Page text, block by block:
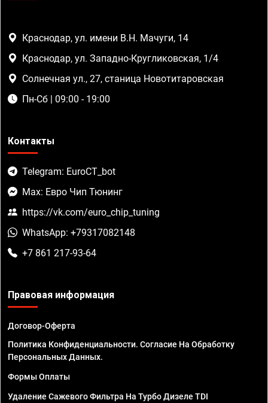
Краснодар, ул. имени В.Н. Мачуги, 14
Краснодар, ул. Западно-Кругликовская, 1/4
Солнечная ул., 27, станица Новотитаровская
Пн-Сб | 09:00 - 19:00
Контакты
Telegram: EuroCT_bot
Max: Евро Чип Тюнинг
https://vk.com/euro_chip_tuning
WhatsApp: +79317082148
+7 861 217-93-64
Правовая информация
Договор-Оферта
Политика Конфиденциальности. Согласие На Обработку
Персональных Данных.
Формы Оплаты
Удаление Сажевого Фильтра На Турбо Дизеле TDI